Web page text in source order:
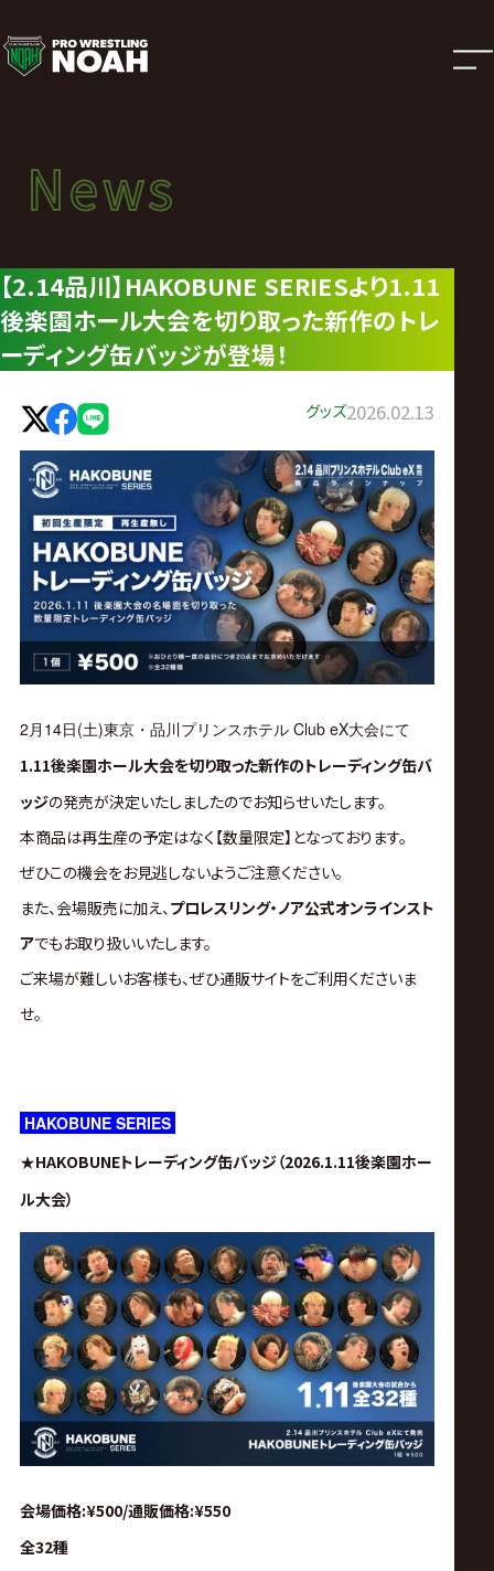
ニ
ュ
ー
ス
|
プ
ロ
レ
ス
リ
ン
グ・
ノ
ア
公
式
サ
ト
News
ニュース
News
【2.14品川】HAKOBUNE SERIESより1.11
後楽園ホール大会を切り取った新作のトレ
ーディング缶バッジが登場！
グッズ2026.02.13
2月14日(土)東京・品川プリンスホテル Club eX大会にて
1.11後楽園ホール大会を切り取った新作のトレーディング缶バ
ッジの発売が決定いたしましたのでお知らせいたします。
本商品は再生産の予定はなく【数量限定】となっております。
ぜひこの機会をお見逃しないようご注意ください。
また、会場販売に加え、プロレスリング・ノア公式オンラインスト
アでもお取り扱いいたします。
ご来場が難しいお客様も、ぜひ通販サイトをご利用くださいま
せ。
HAKOBUNE SERIES
★HAKOBUNEトレーディング缶バッジ（2026.1.11後楽園ホー
ル大会）
会場価格:¥500/通販価格:¥550
全32種